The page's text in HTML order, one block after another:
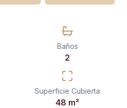
Baños
2
Superficie Cubierta
48 m²